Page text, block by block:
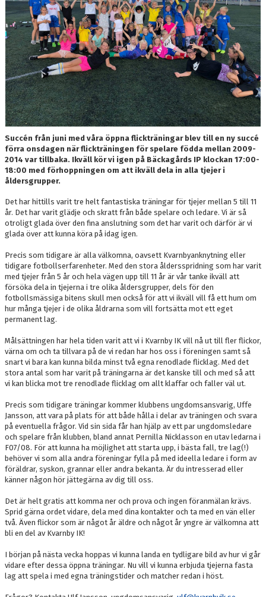
KONTAKT
Succén från juni med våra öppna flickträningar blev till en ny succé
förra onsdagen när flickträningen för spelare födda mellan 2009-
2014 var tillbaka. Ikväll kör vi igen på Bäckagårds IP klockan 17:00-
18:00 med förhoppningen om att ikväll dela in alla tjejer i
åldersgrupper.
Det har hittills varit tre helt fantastiska träningar för tjejer mellan 5 till 11
år. Det har varit glädje och skratt från både spelare och ledare. Vi är så
otroligt glada över den fina anslutning som det har varit och därför är vi
glada över att kunna köra på idag igen.
Precis som tidigare är alla välkomna, oavsett Kvarnbyanknytning eller
tidigare fotbollserfarenheter. Med den stora åldersspridning som har varit
med tjejer från 5 år och hela vägen upp till 11 år är vår tanke ikväll att
försöka dela in tjejerna i tre olika åldersgrupper, dels för den
fotbollsmässiga bitens skull men också för att vi ikväll vill få ett hum om
hur många tjejer i de olika åldrarna som vill fortsätta mot ett eget
permanent lag.
Målsättningen har hela tiden varit att vi i Kvarnby IK vill nå ut till fler flickor,
värna om och ta tillvara på de vi redan har hos oss i föreningen samt så
snart vi bara kan kunna bilda minst två egna renodlade flicklag. Med det
stora antal som har varit på träningarna är det kanske till och med så att
vi kan blicka mot tre renodlade flicklag om allt klaffar och faller väl ut.
Precis som tidigare träningar kommer klubbens ungdomsansvarig, Uffe
Jansson, att vara på plats för att både hålla i delar av träningen och svara
på eventuella frågor. Vid sin sida får han hjälp av ett par ungdomsledare
och spelare från klubben, bland annat Pernilla Nicklasson en utav ledarna i
F07/08. För att kunna ha möjlighet att starta upp, i bästa fall, tre lag(!)
behöver vi som alla andra föreningar fylla på med ideella ledare i form av
föräldrar, syskon, grannar eller andra bekanta. Är du intresserad eller
känner någon hör jättegärna av dig till oss.
Det är helt gratis att komma ner och prova och ingen föranmälan krävs.
Sprid gärna ordet vidare, dela med dina kontakter och ta med en vän eller
två. Även flickor som är något år äldre och något år yngre är välkomna att
bli en del av Kvarnby IK!
I början på nästa vecka hoppas vi kunna landa en tydligare bild av hur vi går
vidare efter dessa öppna träningar. Nu vill vi kunna erbjuda tjejerna fasta
lag att spela i med egna träningstider och matcher redan i höst.